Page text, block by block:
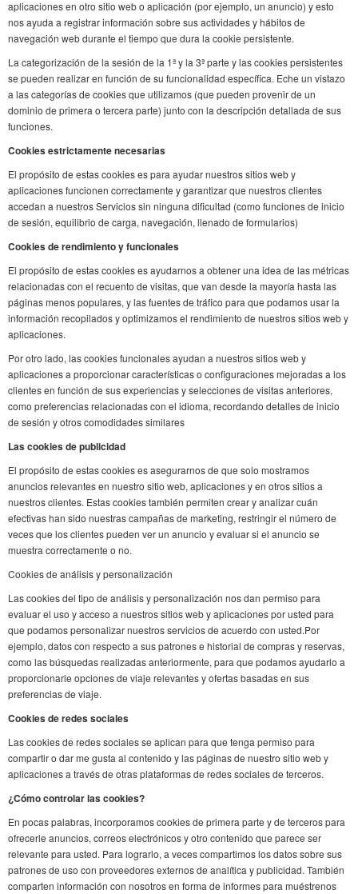
aplicaciones en otro sitio web o aplicación (por ejemplo, un anuncio) y esto
nos ayuda a registrar información sobre sus actividades y hábitos de
navegación web durante el tiempo que dura la cookie persistente.
La categorización de la sesión de la 1ª y la 3ª parte y las cookies persistentes
se pueden realizar en función de su funcionalidad específica. Eche un vistazo
a las categorías de cookies que utilizamos (que pueden provenir de un
dominio de primera o tercera parte) junto con la descripción detallada de sus
funciones.
Cookies estrictamente necesarias
El propósito de estas cookies es para ayudar nuestros sitios web y
aplicaciones funcionen correctamente y garantizar que nuestros clientes
accedan a nuestros Servicios sin ninguna dificultad (como funciones de inicio
de sesión, equilibrio de carga, navegación, llenado de formularios)
Cookies de rendimiento y funcionales
El propósito de estas cookies es ayudarnos a obtener una idea de las métricas
relacionadas con el recuento de visitas, que van desde la mayoría hasta las
páginas menos populares, y las fuentes de tráfico para que podamos usar la
información recopilados y optimizamos el rendimiento de nuestros sitios web y
aplicaciones.
Por otro lado, las cookies funcionales ayudan a nuestros sitios web y
aplicaciones a proporcionar características o configuraciones mejoradas a los
clientes en función de sus experiencias y selecciones de visitas anteriores,
como preferencias relacionadas con el idioma, recordando detalles de inicio
de sesión y otros comodidades similares
Las cookies de publicidad
El propósito de estas cookies es asegurarnos de que solo mostramos
anuncios relevantes en nuestro sitio web, aplicaciones y en otros sitios a
nuestros clientes. Estas cookies también permiten crear y analizar cuán
efectivas han sido nuestras campañas de marketing, restringir el número de
veces que los clientes pueden ver un anuncio y evaluar si el anuncio se
muestra correctamente o no.
Cookies de análisis y personalización
Las cookies del tipo de análisis y personalización nos dan permiso para
evaluar el uso y acceso a nuestros sitios web y aplicaciones por usted para
que podamos personalizar nuestros servicios de acuerdo con usted.Por
ejemplo, datos con respecto a sus patrones e historial de compras y reservas,
como las búsquedas realizadas anteriormente, para que podamos ayudarlo a
proporcionarle opciones de viaje relevantes y ofertas basadas en sus
preferencias de viaje.
Cookies de redes sociales
Las cookies de redes sociales se aplican para que tenga permiso para
compartir o dar me gusta al contenido y las páginas de nuestro sitio web y
aplicaciones a través de otras plataformas de redes sociales de terceros.
¿Cómo controlar las cookies?
En pocas palabras, incorporamos cookies de primera parte y de terceros para
ofrecerle anuncios, correos electrónicos y otro contenido que parece ser
relevante para usted. Para lograrlo, a veces compartimos los datos sobre sus
patrones de uso con proveedores externos de analítica y publicidad. También
comparten información con nosotros en forma de informes para muéstrenos